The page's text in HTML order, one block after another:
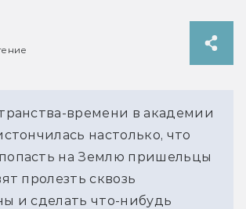
времени в академии
настолько, что
на Землю пришельцы
пролезть сквозь
и сделать что-нибудь